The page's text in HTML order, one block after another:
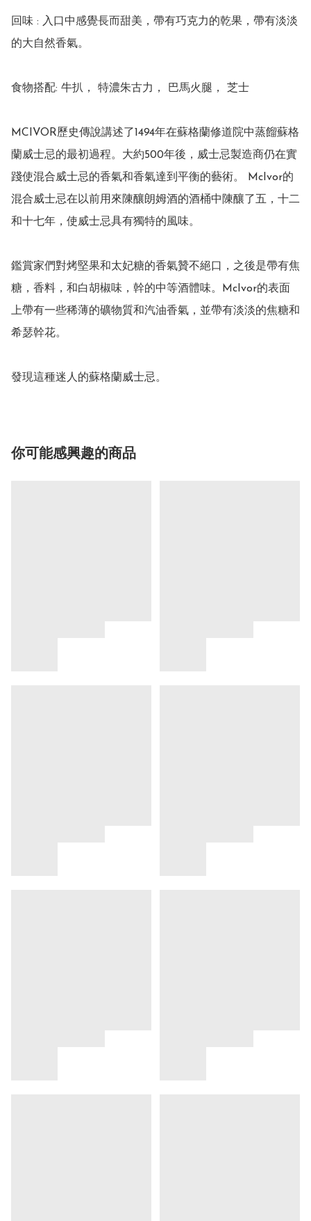
回味 : 入口中感覺長而甜美，帶有巧克力的乾果，帶有淡淡
的大自然香氣。
⻝物搭配: ⽜扒， 特濃朱古⼒， 巴⾺⽕腿， 芝⼠
MCIVOR歷史傳說講述了1494年在蘇格蘭修道院中蒸餾蘇格
蘭威士忌的最初過程。大約500年後，威士忌製造商仍在實
踐使混合威士忌的香氣和香氣達到平衡的藝術。 McIvor的
混合威士忌在以前用來陳釀朗姆酒的酒桶中陳釀了五，十二
和十七年，使威士忌具有獨特的風味。
鑑賞家們對烤堅果和太妃糖的香氣贊不絕口，之後是帶有焦
糖，香料，和白胡椒味，幹的中等酒體味。McIvor的表面
上帶有一些稀薄的礦物質和汽油香氣，並帶有淡淡的焦糖和
希瑟幹花。
你可能感興趣的商品